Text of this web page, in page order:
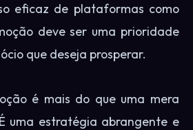
eficaz de plataformas como
deve ser uma prioridade
que deseja prosperar.
é mais do que uma mera
uma estratégia abrangente e